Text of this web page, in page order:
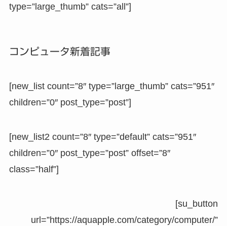
type=”large_thumb” cats=”all”]
コンピュータ新着記事
[new_list count=”8″ type=”large_thumb” cats=”951″
children=”0″ post_type=”post”]
[new_list2 count=”8″ type=”default” cats=”951″
children=”0″ post_type=”post” offset=”8″
class=”half”]
[su_button
url=”https://aquapple.com/category/computer/”